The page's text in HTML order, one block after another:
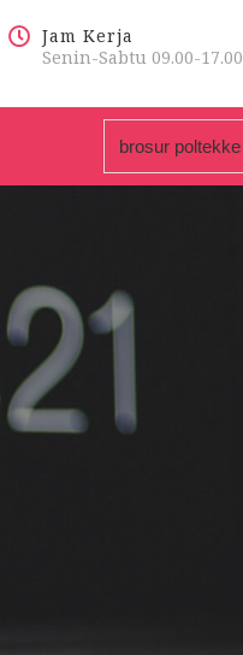
Jam Kerja
Senin-Sabtu 09.00-17.00